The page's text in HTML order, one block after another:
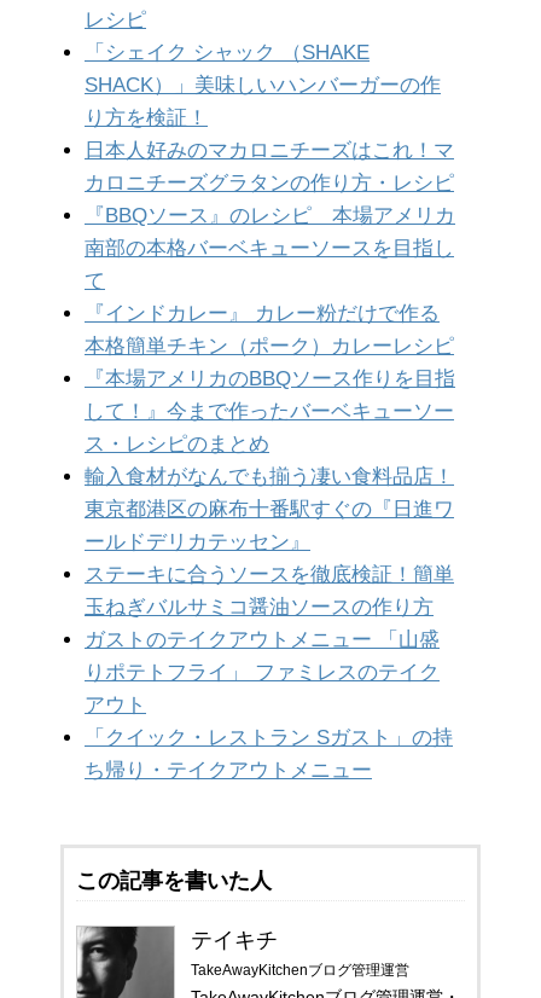
レシピ
「シェイク シャック （SHAKE
SHACK）」美味しいハンバーガーの作
り方を検証！
日本人好みのマカロニチーズはこれ！マ
カロニチーズグラタンの作り方・レシピ
『BBQソース』のレシピ 本場アメリカ
南部の本格バーベキューソースを目指し
て
『インドカレー』 カレー粉だけで作る
本格簡単チキン（ポーク）カレーレシピ
『本場アメリカのBBQソース作りを目指
して！』今まで作ったバーベキューソー
ス・レシピのまとめ
輸入食材がなんでも揃う凄い食料品店！
東京都港区の麻布十番駅すぐの『日進ワ
ールドデリカテッセン』
ステーキに合うソースを徹底検証！簡単
玉ねぎバルサミコ醤油ソースの作り方
ガストのテイクアウトメニュー 「山盛
りポテトフライ」 ファミレスのテイク
アウト
「クイック・レストラン Sガスト」の持
ち帰り・テイクアウトメニュー
この記事を書いた人
テイキチ
TakeAwayKitchenブログ管理運営